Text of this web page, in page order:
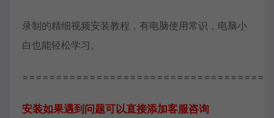
录制的精细视频安装教程，有电脑使用常识，电脑小
白也能轻松学习。
安装如果遇到问题可以直接添加客服咨询